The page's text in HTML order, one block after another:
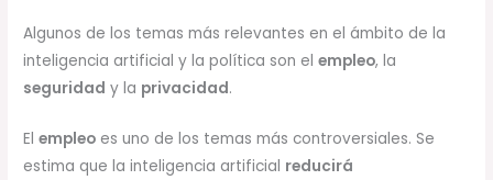
Algunos de los temas más relevantes en el ámbito de la
inteligencia artificial y la política son elempleo, la
seguridad y la privacidad.
Elempleo es uno de los temas más controversiales. Se
estima que la inteligencia artificial reducirá